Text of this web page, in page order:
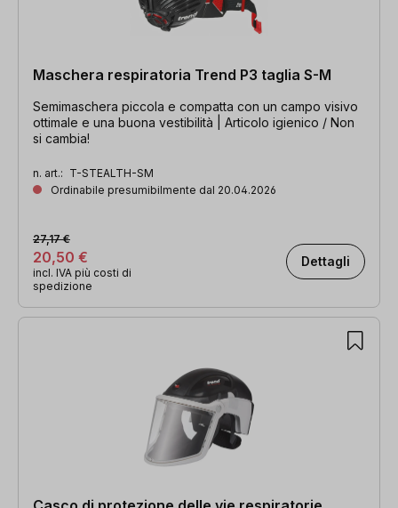
Maschera respiratoria Trend P3 taglia S-M
Semimaschera piccola e compatta con un campo visivo
ottimale e una buona vestibilità | Articolo igienico / Non
si cambia!
n. art.: T-STEALTH-SM
Ordinabile presumibilmente dal 20.04.2026
20,50 €
27,17 €
incl. IVA più costi di
spedizione
Dettagli